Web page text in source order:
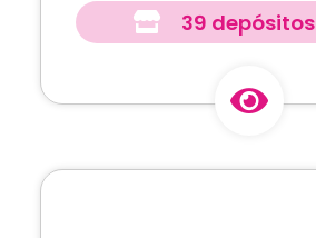
39 depósitos